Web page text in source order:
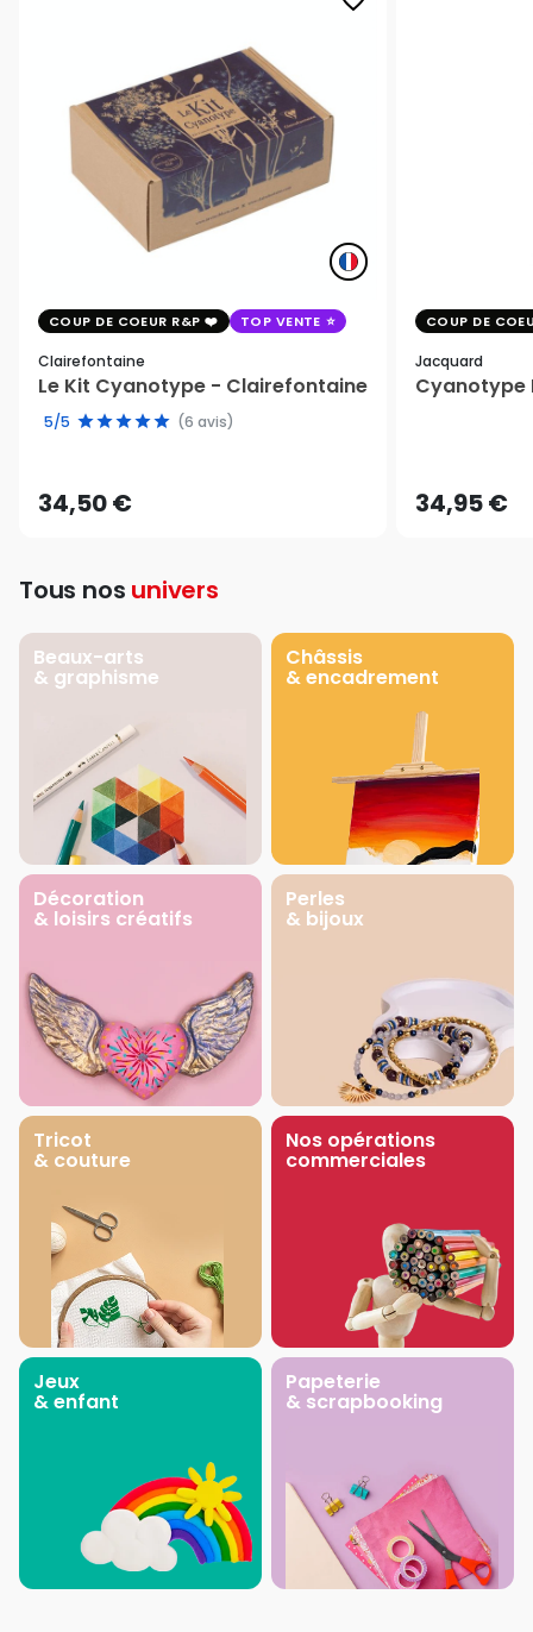
COUP DE COEUR R&P TOP VENTE
Clairefontaine
Le Kit Cyanotype - Clairefontaine
5/5 (6 avis)
34,50 €
COUP DE
Jacquard
Cyanotype
34,95 €
Tous nos univers
Beaux-arts
& graphisme
Châssis
& encadrement
Décoration
& loisirs créatifs
Perles
& bijoux
Tricot
& couture
Nos opérations
commerciales
Jeux
& enfant
Papeterie
& scrapbooking